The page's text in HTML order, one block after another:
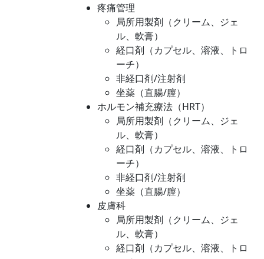
疼痛管理
局所用製剤（クリーム、ジェ
ル、軟膏）
経口剤（カプセル、溶液、トロ
ーチ）
非経口剤/注射剤
坐薬（直腸/膣）
ホルモン補充療法（HRT）
局所用製剤（クリーム、ジェ
ル、軟膏）
経口剤（カプセル、溶液、トロ
ーチ）
非経口剤/注射剤
坐薬（直腸/膣）
皮膚科
局所用製剤（クリーム、ジェ
ル、軟膏）
経口剤（カプセル、溶液、トロ